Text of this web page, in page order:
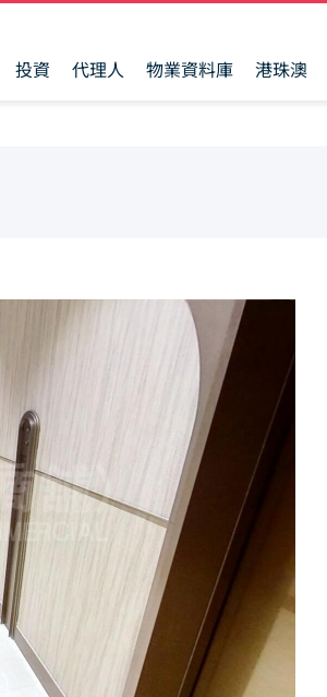
投資 代理人 物業資料庫 港珠澳